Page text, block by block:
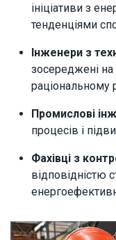
ініціативи з
тенденціями
Інженери з
зосереджені на
раціональному
Промислові
процесів і
Фахівці з
відповідністю